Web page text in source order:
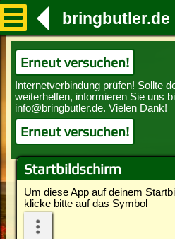
Startbildschirm
Um diese App auf deinem
klicke bitte auf das Symbol
bringbutler.de
Erneut versuchen!
Erneut versuchen!